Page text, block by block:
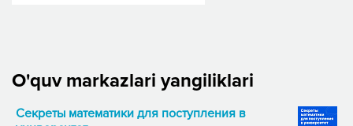
O'quv markazlari yangiliklari
Секреты математики для поступления в